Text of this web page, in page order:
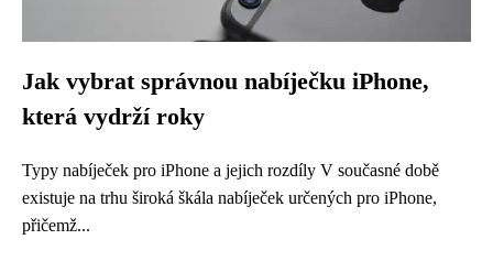
Jak vybrat správnou nabíječku iPhone,
která vydrží roky
Typy nabíječek pro iPhone a jejich rozdíly V současné době
existuje na trhu široká škála nabíječek určených pro iPhone,
přičemž...